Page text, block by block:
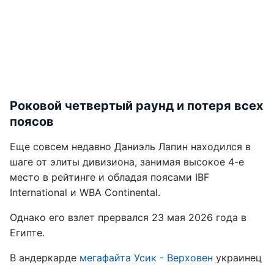
Роковой четвертый раунд и потеря всех
поясов
Еще совсем недавно Даниэль Лапин находился в
шаге от элиты дивизиона, занимая высокое 4-е
место в рейтинге и обладая поясами IBF
International и WBA Continental.
Однако его взлет прервался 23 мая 2026 года в
Египте.
В андеркарде мегафайта Усик - Верховен украинец